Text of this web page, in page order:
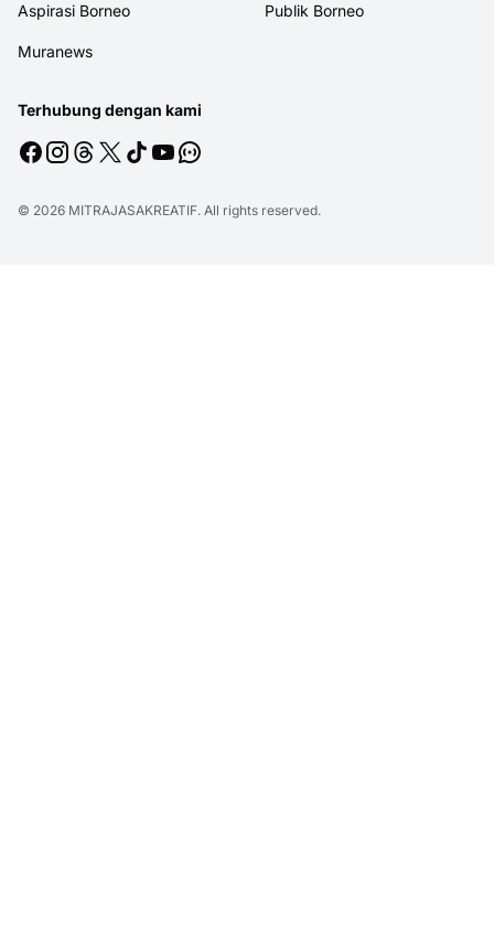
Aspirasi Borneo Publik Borneo
Muranews
Terhubung dengan kami
© 2026 MITRAJASAKREATIF. All rights reserved.